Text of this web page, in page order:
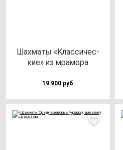
Шах­ма­ты «Клас­си­чес­
кие» из мра­мо­ра
19 900 руб